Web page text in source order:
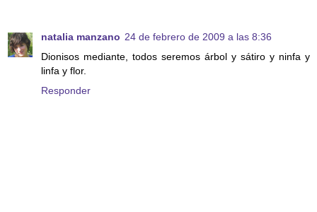
natalia manzano 24 de febrero de 2009 a las 8:36
Dionisos mediante, todos seremos árbol y sátiro y ninfa y
linfa y flor.
Responder